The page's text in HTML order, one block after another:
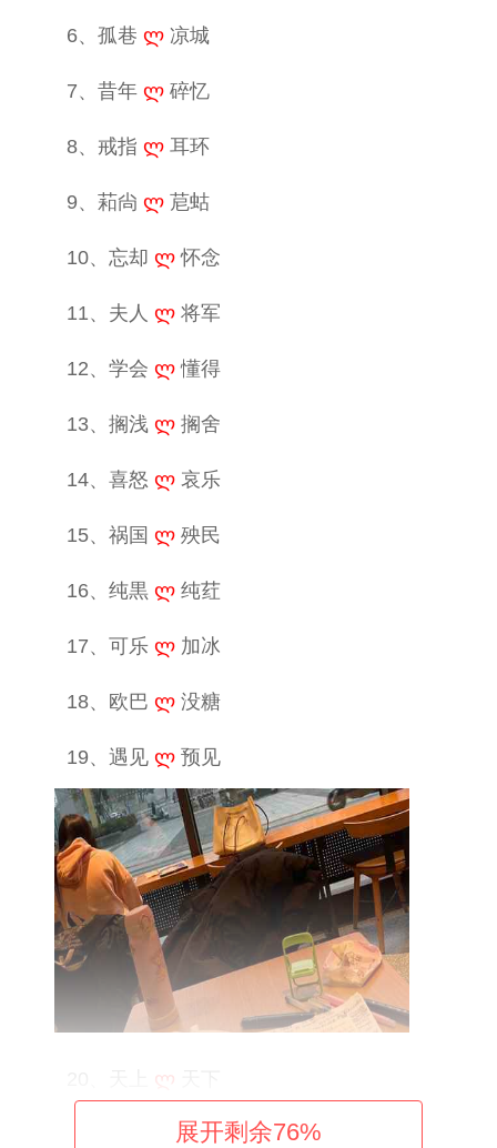
6、孤巷 ლ 凉城
7、昔年ლ 碎忆
8、戒指 ლ 耳环
9、萂尙 ლ 苨蛄
10、忘却 ლ怀念
11、夫人 ლ 将军
12、学会 ლ懂得
13、搁浅ლ 搁舍
14、喜怒 ლ 哀乐
15、祸国 ლ 殃民
16、纯黒ლ 纯荭
17、可乐ლ 加冰
18、欧巴 ლ 没糖
19、遇见ლ 预见
ლ
ლ做乐
展开剩余76%